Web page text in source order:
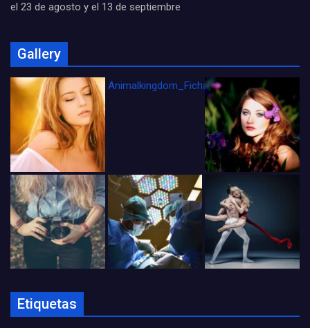
el 23 de agosto y el 13 de septiembre
Gallery
Animalkingdom_FichaCine
Etiquetas